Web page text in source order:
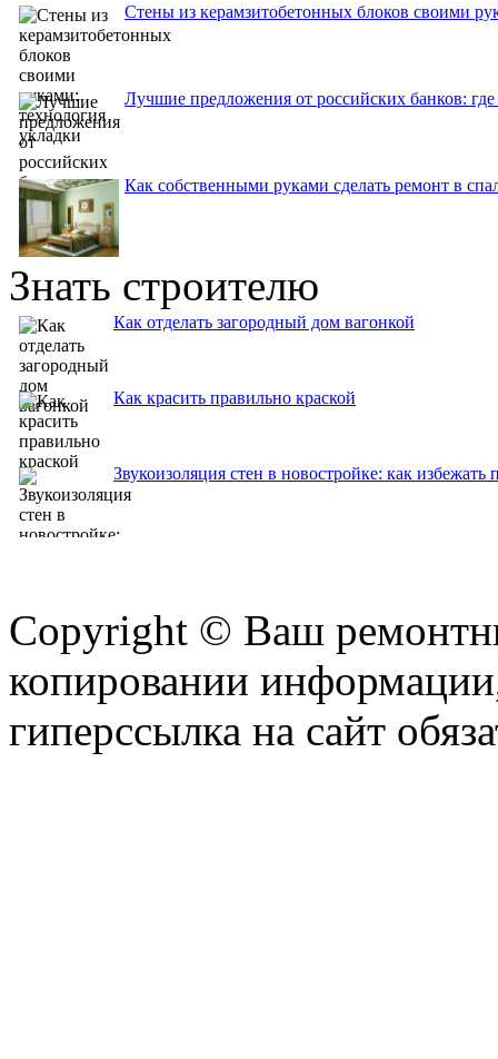
Стены из керамзитобетонных блоков своими
Лучшие предложения от российских банков:
Как собственными руками сделать ремонт в
Знать строителю
Как отделать загородный дом вагонкой
Как красить правильно краской
Звукоизоляция стен в новостройке: как
Copyright © Ваш
копировании
гиперссылка на сайт